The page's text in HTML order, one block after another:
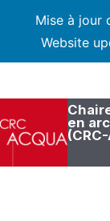
Mise à jour
Website
en